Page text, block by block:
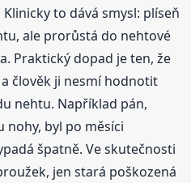
to dává smysl: plíseň
ale prorůstá do nehtové
Praktický dopad je ten, že
člověk ji nesmí hodnotit
nehtu. Například pán,
nohy, byl po měsíci
špatně. Ve skutečnosti
jen stará poškozená